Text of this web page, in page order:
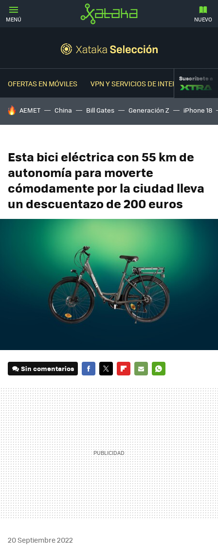
MENÚ NUEVO
OFERTAS EN MÓVILES VPN Y SERVICIOS DE INTERNETSuscríbete a
HOY SE HABLA DE
AEMET China Bill Gates Generación Z iPhone 18
Esta bici eléctrica con 55 km de
autonomía para moverte
cómodamente por la ciudad lleva
un descuentazo de 200 euros
Sin comentarios
MAIL
20 Septiembre 2022